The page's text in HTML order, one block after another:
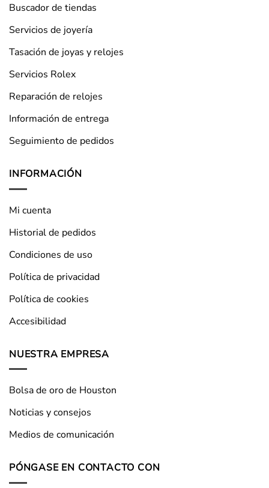
Buscador de tiendas
Servicios de joyería
Tasación de joyas y relojes
Servicios Rolex
Reparación de relojes
Información de entrega
Seguimiento de pedidos
INFORMACIÓN
Mi cuenta
Historial de pedidos
Condiciones de uso
Política de privacidad
Política de cookies
Accesibilidad
NUESTRA EMPRESA
Bolsa de oro de Houston
Noticias y consejos
Medios de comunicación
PÓNGASE EN CONTACTO CON